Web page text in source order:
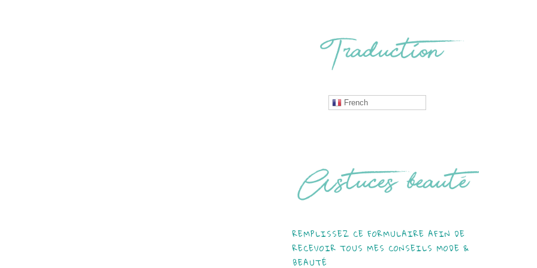
French
REMPLISSEZ CE FORMULAIRE AFIN DE
RECEVOIR TOUS MES CONSEILS MODE &
BEAUTÉ